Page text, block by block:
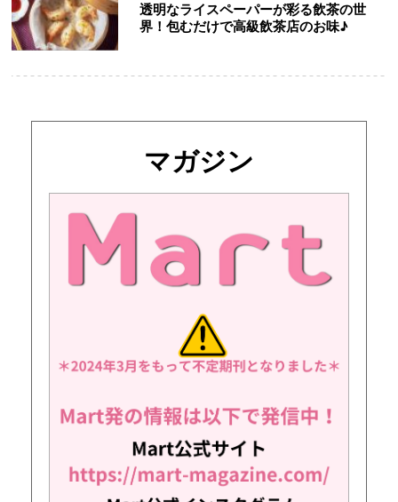
透明なライスペーパーが彩る飲茶の世
界！包むだけで高級飲茶店のお味♪
マガジン